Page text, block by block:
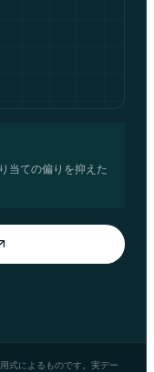
当ての偏りを抑えた
式によるものです。実デー